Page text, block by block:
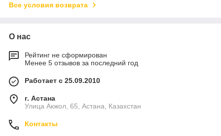
Все условия возврата
О нас
Рейтинг не сформирован
Менее 5 отзывов за последний год
Работает с 25.09.2010
г. Астана
Улица Акжол, 65, Астана, Казахстан
Контакты